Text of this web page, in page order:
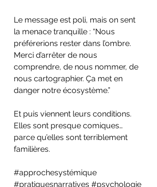
Le message est poli, mais on sent
la menace tranquille : “Nous
préférerions rester dans l’ombre.
Merci d’arrêter de nous
comprendre, de nous nommer, de
nous cartographier. Ça met en
danger notre écosystème.”
Et puis viennent leurs conditions.
Elles sont presque comiques…
parce qu’elles sont terriblement
familières.
#approchesystémique
#pratiquesnarratives #psychologie